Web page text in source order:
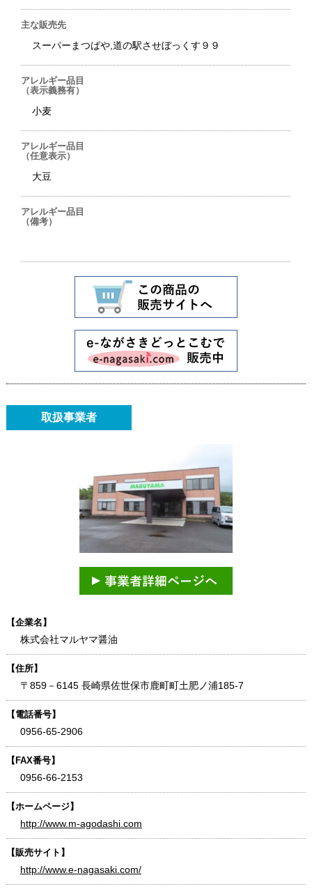
主な販売先
スーパーまつばや,道の駅させぼっくす９９
アレルギー品目
（表示義務有）
小麦
アレルギー品目
（任意表示）
大豆
アレルギー品目
（備考）
取扱事業者
【企業名】
株式会社マルヤマ醤油
【住所】
〒859－6145 長崎県佐世保市鹿町町土肥ノ浦185-7
【電話番号】
0956-65-2906
【FAX番号】
0956-66-2153
【ホームページ】
http://www.m-agodashi.com
【販売サイト】
http://www.e-nagasaki.com/